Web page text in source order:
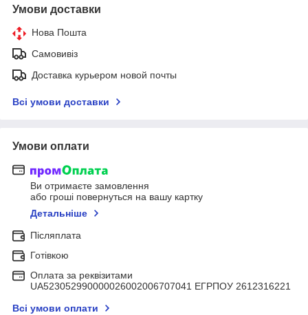
Умови доставки
Нова Пошта
Самовивіз
Доставка курьером новой почты
Всі умови доставки
Умови оплати
Ви отримаєте замовлення
або гроші повернуться на вашу картку
Детальніше
Післяплата
Готівкою
Оплата за реквізитами
UA523052990000026002006707041 ЕГРПОУ 2612316221
Всі умови оплати